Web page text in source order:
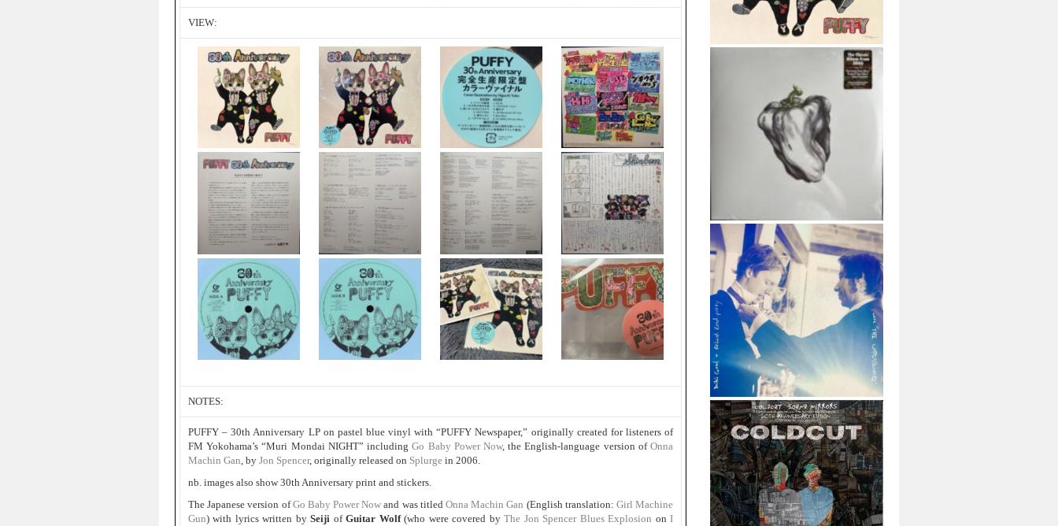
VIEW:
NOTES:
PUFFY – 30th Anniversary LP on pastel blue vinyl with “PUFFY Newspaper,” originally created for listeners of
FM Yokohama’s “Muri Mondai NIGHT” includingGo Baby Power Now, the English-language version ofOnna
Machin Gan, by Jon Spencer, originally released on Splurge in 2006.
nb. images also show 30th Anniversary print and stickers.
The Japanese version ofGo Baby Power Now and was titled Onna Machin Gan (English translation: Girl Machine
Gun) with lyrics written bySeiji ofGuitar Wolf(who were covered byThe Jon Spencer Blues Explosion onI